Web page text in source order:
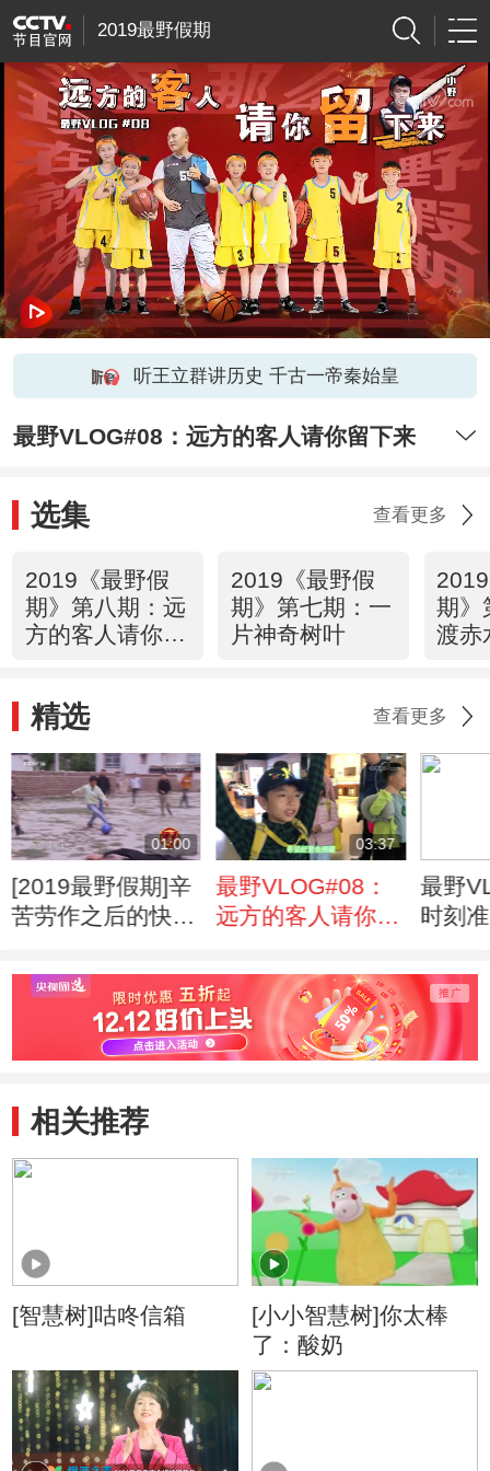
2019最野假期
听王立群讲历史 千古一帝秦始皇
最野VLOG#08：远方的客人请你留下来
选集 查看更多
2019《最野假
期》第八期：远
方的客人请你留
2019《最野假
期》第七期：一
片神奇树叶
期》
渡赤
精选 查看更多
01:00
[2019最野假期]辛
苦劳作之后的快乐
03:37
最野VLOG#08：
远方的客人请你留
最野
时刻
相关推荐
[智慧树]咕咚信箱
[小小智慧树]你太棒
了：酸奶